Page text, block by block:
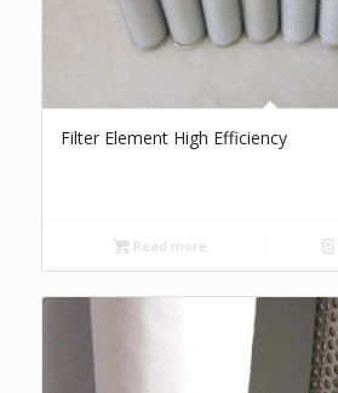
Filter Element High Efficiency
Read more